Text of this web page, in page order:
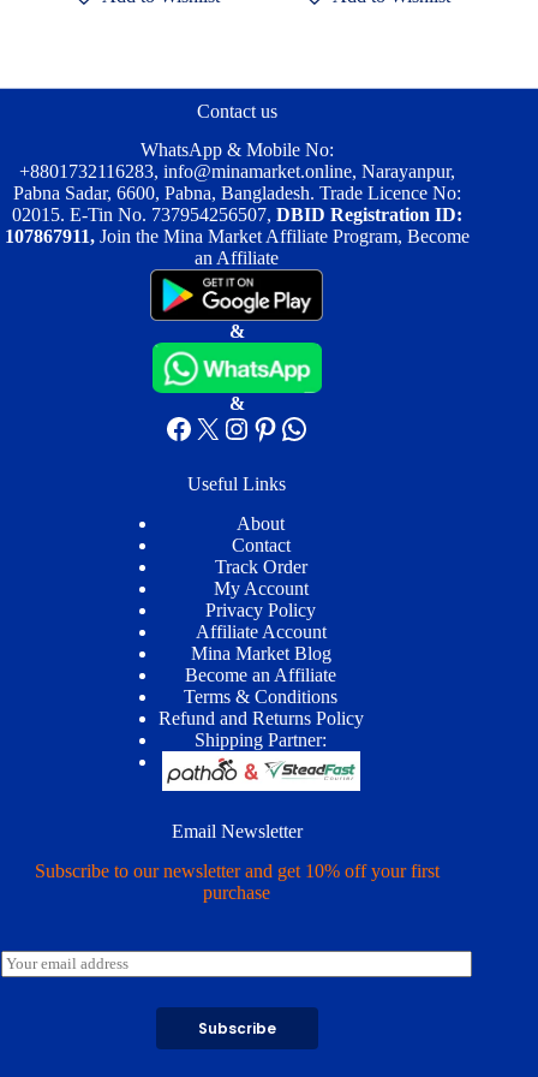
Contact us
WhatsApp & Mobile No:
+8801732116283, info@minamarket.online, Narayanpur,
Pabna Sadar, 6600, Pabna, Bangladesh. Trade Licence No:
02015. E-Tin No. 737954256507, DBID Registration ID:
107867911, Join the Mina Market Affiliate Program, Become
an Affiliate
&
&
Facebook
X Instagram
Pinterest
WhatsApp
Useful Links
About
Contact
Track Order
My Account
Privacy Policy
Affiliate Account
Mina Market Blog
Become an Affiliate
Terms & Conditions
Refund and Returns Policy
Shipping Partner:
Email Newsletter
Subscribe to our newsletter and get 10% off your first
purchase
E
m
Subscribe